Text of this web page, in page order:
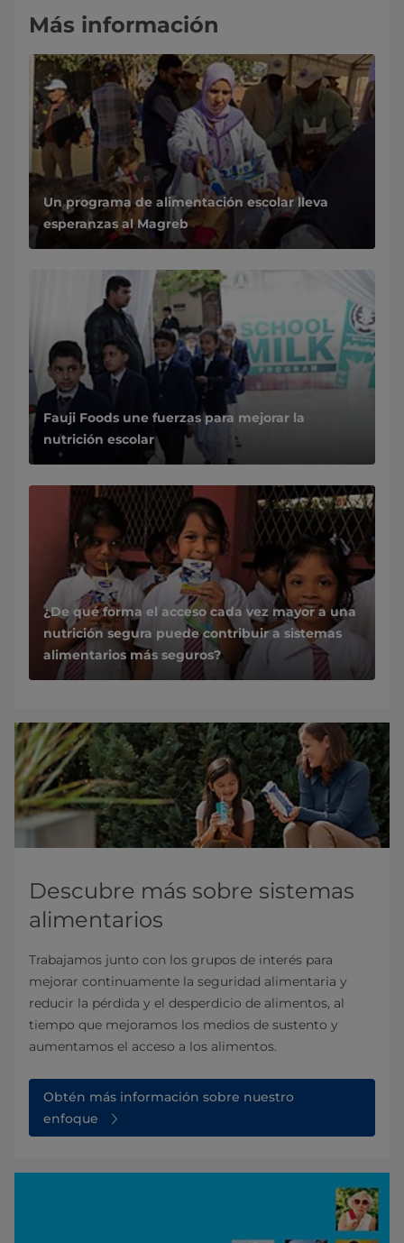
Más información
Un programa de alimentación escolar lleva
esperanzas al Magreb
Fauji Foods une fuerzas para mejorar la
nutrición escolar
¿De qué forma el acceso cada vez mayor a una
nutrición segura puede contribuir a sistemas
alimentarios más seguros?
Descubre más sobre sistemas
alimentarios
Trabajamos junto con los grupos de interés para
mejorar continuamente la seguridad alimentaria y
reducir la pérdida y el desperdicio de alimentos, al
tiempo que mejoramos los medios de sustento y
aumentamos el acceso a los alimentos.
Obtén más información sobre nuestro
enfoque